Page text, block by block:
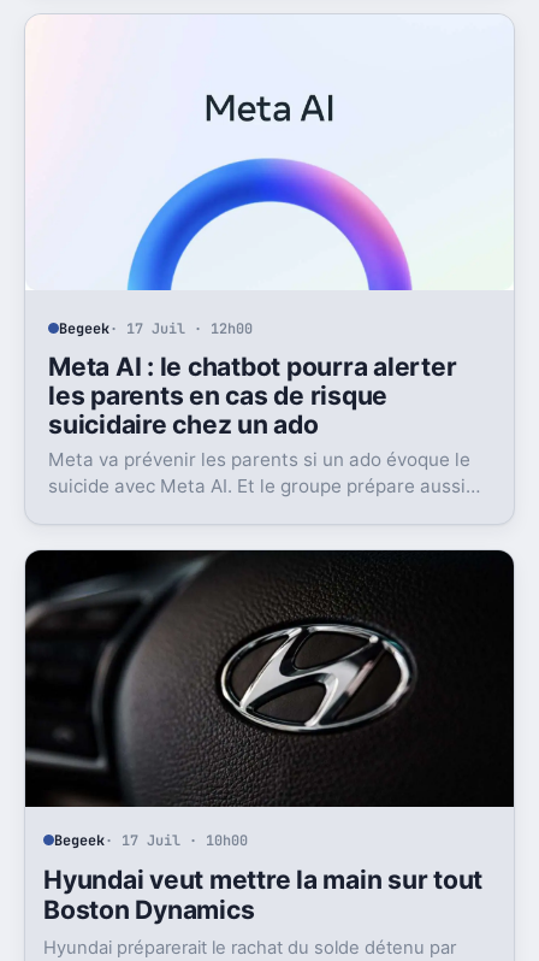
Begeek· 17 Juil · 12h00
Meta AI : le chatbot pourra alerter
les parents en cas de risque
suicidaire chez un ado
Meta va prévenir les parents si un ado évoque le
suicide avec Meta AI. Et le groupe prépare aussi
Begeek· 17 Juil · 10h00
Hyundai veut mettre la main sur tout
Boston Dynamics
Hyundai préparerait le rachat du solde détenu par